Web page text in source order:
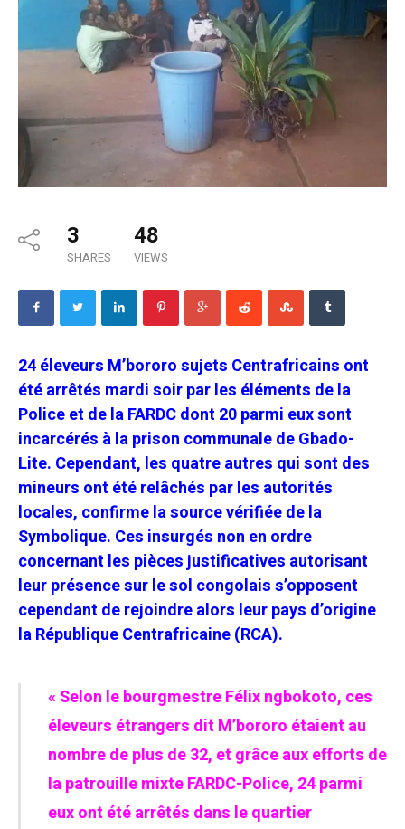
3
SHARES
48
VIEWS
24 éleveurs M’bororo sujets Centrafricains ont
été arrêtés mardi soir par les éléments de la
Police et de la FARDC dont 20 parmi eux sont
incarcérés à la prison communale de Gbado-
Lite. Cependant, les quatre autres qui sont des
mineurs ont été relâchés par les autorités
locales, confirme la source vérifiée de la
Symbolique. Ces insurgés non en ordre
concernant les pièces justificatives autorisant
leur présence sur le sol congolais s’opposent
cependant de rejoindre alors leur pays d’origine
la République Centrafricaine (RCA).
« Selon le bourgmestre Félix ngbokoto, ces
éleveurs étrangers dit M’bororo étaient au
nombre de plus de 32, et grâce aux efforts de
la patrouille mixte FARDC-Police, 24 parmi
eux ont été arrêtés dans le quartier